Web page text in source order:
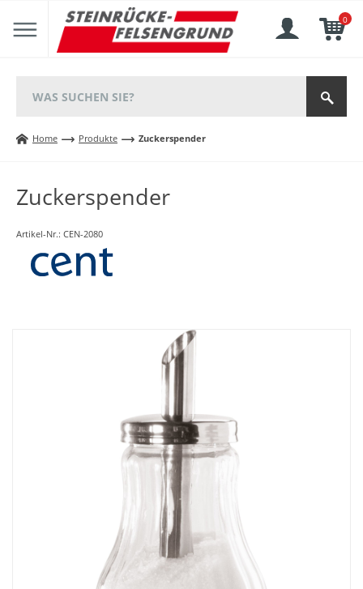
0
Home Produkte Zuckerspender
Zuckerspender
Artikel-Nr.: CEN-2080